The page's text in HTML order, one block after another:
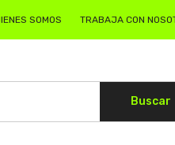
SOMOS TRABAJA CON
Buscar